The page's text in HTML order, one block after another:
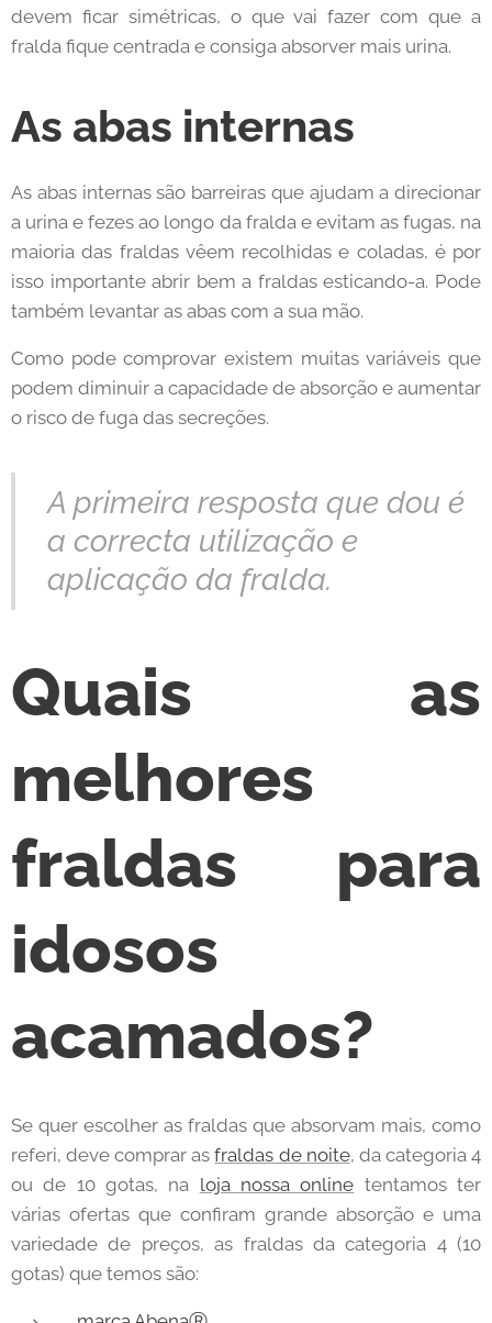
devem ficar simétricas, o que vai fazer com que a
fralda fique centrada e consiga absorver mais urina.
As abas internas
As abas internas são barreiras que ajudam a direcionar
a urina e fezes ao longo da fralda e evitam as fugas, na
maioria das fraldas vêem recolhidas e coladas, é por
isso importante abrir bem a fraldas esticando-a. Pode
também levantar as abas com a sua mão.
Como pode comprovar existem muitas variáveis que
podem diminuir a capacidade de absorção e aumentar
o risco de fuga das secreções.
A primeira resposta que dou é
a correcta utilização e
aplicação da fralda.
Quais as
melhores
fraldas para
idosos
acamados?
Se quer escolher as fraldas que absorvam mais, como
referi, deve comprar asfraldas de noite, da categoria 4
ou de 10 gotas, na loja nossa online tentamos ter
várias ofertas que confiram grande absorção e uma
variedade de preços, as fraldas da categoria 4 (10
gotas) que temos são: